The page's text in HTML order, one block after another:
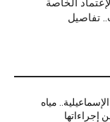
الخاصة
تفاصيل
مياه
وتعلن إجراءاتها